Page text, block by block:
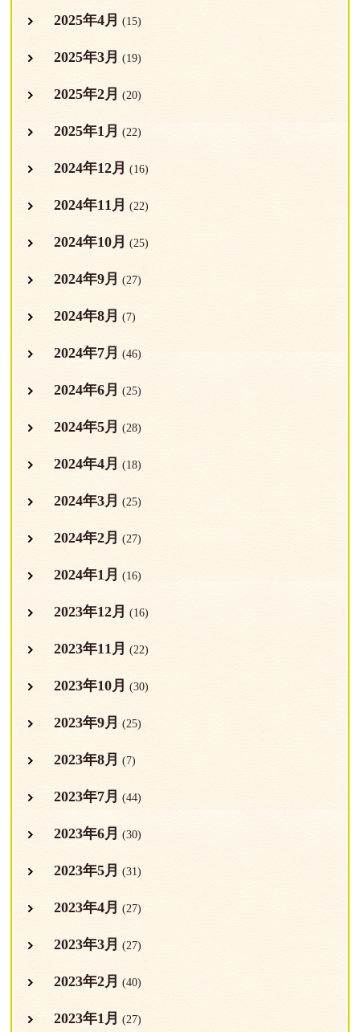
2025年4月 (15)
2025年3月 (19)
2025年2月 (20)
2025年1月 (22)
2024年12月 (16)
2024年11月 (22)
2024年10月 (25)
2024年9月 (27)
2024年8月 (7)
2024年7月 (46)
2024年6月 (25)
2024年5月 (28)
2024年4月 (18)
2024年3月 (25)
2024年2月 (27)
2024年1月 (16)
2023年12月 (16)
2023年11月 (22)
2023年10月 (30)
2023年9月 (25)
2023年8月 (7)
2023年7月 (44)
2023年6月 (30)
2023年5月 (31)
2023年4月 (27)
2023年3月 (27)
2023年2月 (40)
2023年1月 (27)